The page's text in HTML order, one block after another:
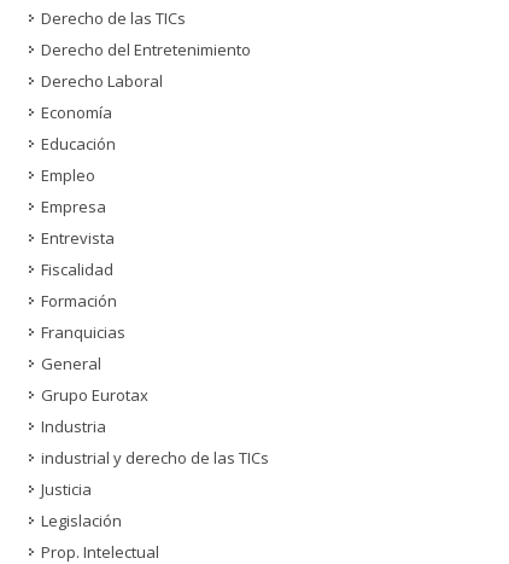
Derecho de las TICs
Derecho del Entretenimiento
Derecho Laboral
Economía
Educación
Empleo
Empresa
Entrevista
Fiscalidad
Formación
Franquicias
General
Grupo Eurotax
Industria
industrial y derecho de las TICs
Justicia
Legislación
Prop. Intelectual